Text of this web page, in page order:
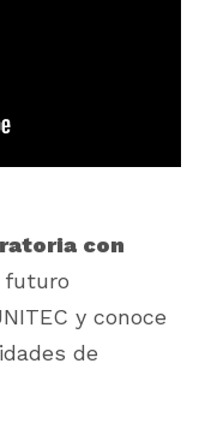
con
y conoce
de